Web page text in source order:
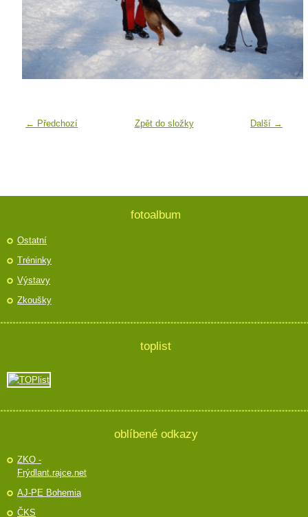
← Předchozí Další →
Zpět do složky
fotoalbum
Ostatní
Tréninky
Výstavy
Zkoušky
toplist
oblíbené odkazy
ZKO -
Frýdlant.rajce.net
AJ-PE Bohemia
ČKS